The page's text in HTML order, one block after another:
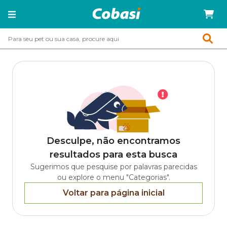
Desculpe, não encontramos
resultados para esta busca
Sugerimos que pesquise por palavras parecidas
ou explore o menu "Categorias".
Voltar para página inicial